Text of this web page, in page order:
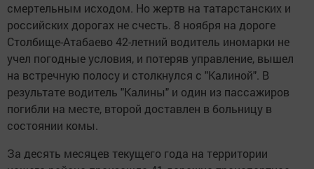
смертельным исходом. Но жертв на татарстанских и
российских дорогах не счесть. 8 ноября на дороге
Столбище-Атабаево 42-летний водитель иномарки не
учел погодные условия, и потеряв управление, вышел
на встречную полосу и столкнулся с "Калиной". В
результате водитель "Калины" и один из пассажиров
погибли на месте, второй доставлен в больницу в
состоянии комы.
За десять месяцев текущего года на территории